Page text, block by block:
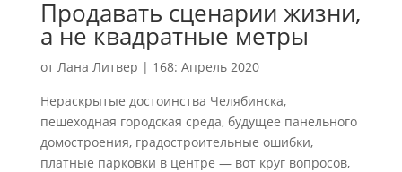
Продавать сценарии жизни,
а не квадратные метры
от Лана Литвер | 168: Апрель 2020
Нераскрытые достоинства Челябинска,
пешеходная городская среда, будущее панельного
домостроения, градостроительные ошибки,
платные парковки в центре — вот круг вопросов,